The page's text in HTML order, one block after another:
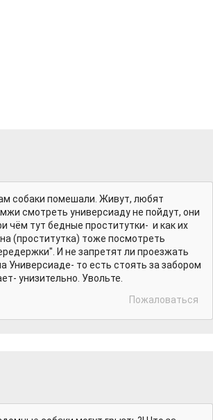
собаки помешали. Живут, любят
смотреть универсиаду не пойдут, они
чём тут бедные проститутки- и как их
(проститутка) тоже посмотреть
И не запретят ли проезжать
Универсиаде- то есть стоять за забором
унизительно. Увольте.
Пожаловаться